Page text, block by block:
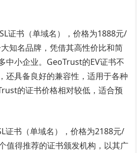
证书（单域名），价格为1888元/
知名品牌，凭借其高性价比和简
中小企业。GeoTrust的EV证书不
还具备良好的兼容性，适用于各种
的证书价格相对较低，适合预
证书（单域名），价格为2188元/
值得推荐的证书颁发机构，以其广